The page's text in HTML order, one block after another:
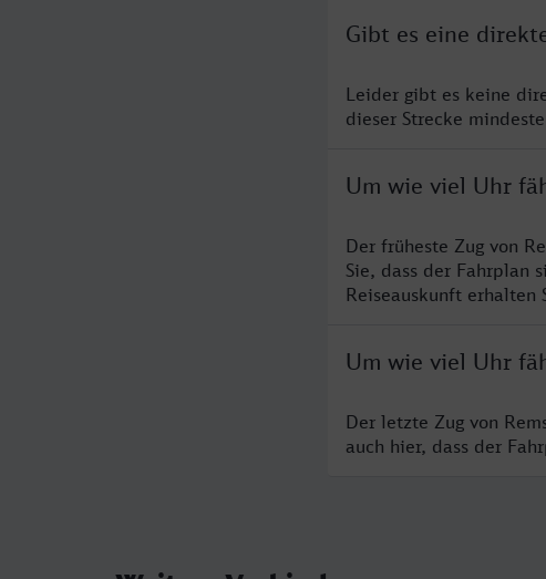
Gibt es eine
Leider gibt es keine
dieser Strecke
Um wie viel Uhr
Der früheste Zug von
Sie, dass der Fahrplan
Reiseauskunft
Um wie viel Uhr
Der letzte Zug von
auch hier, dass der